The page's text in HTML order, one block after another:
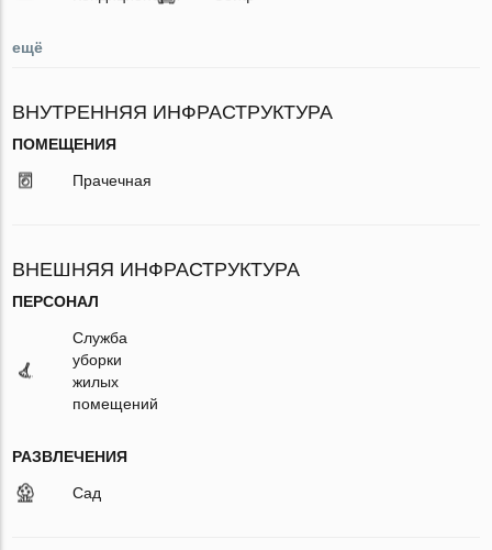
ещё
ВНУТРЕННЯЯ ИНФРАСТРУКТУРА
ПОМЕЩЕНИЯ
Прачечная
ВНЕШНЯЯ ИНФРАСТРУКТУРА
ПЕРСОНАЛ
Служба
уборки
жилых
помещений
РАЗВЛЕЧЕНИЯ
Сад